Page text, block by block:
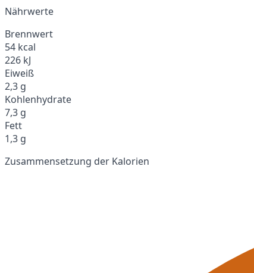
Nährwerte
Brennwert
54 kcal
226 kJ
Eiweiß
2,3 g
Kohlenhydrate
7,3 g
Fett
1,3 g
Zusammensetzung der Kalorien